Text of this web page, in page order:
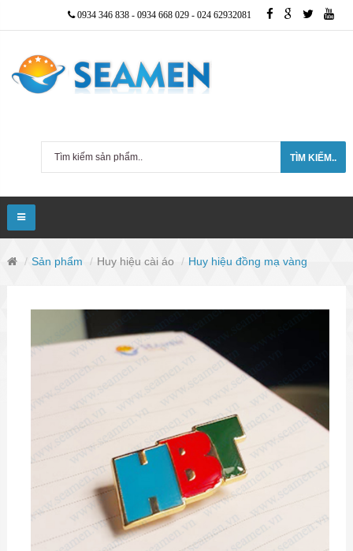
0934 346 838 - 0934 668 029 - 024 62932081
TÌM KIẾM..
Sản phẩm Huy hiệu cài áo Huy hiệu đồng mạ vàng